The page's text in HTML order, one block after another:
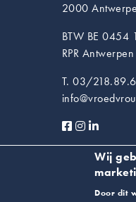
2000
BTW BE 0454
RPR Antwerpen
T. 03/
Wij
Door dit